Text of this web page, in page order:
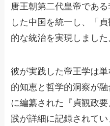
唐王朝第二代皇帝であ
した中国を統一し、「
的な統治を実現しました
彼が実践した帝王学は
的知恵と哲学的洞察が
に編纂された『貞観政
践が詳細に記録されてい